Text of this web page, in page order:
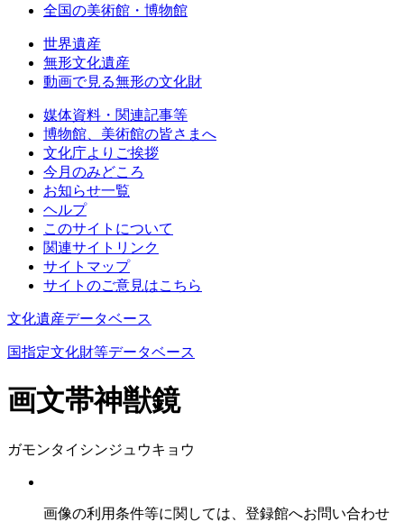
全国の美術館・博物館
世界遺産
無形文化遺産
動画で見る無形の文化財
媒体資料・関連記事等
博物館、美術館の皆さまへ
文化庁よりご挨拶
今月のみどころ
お知らせ一覧
ヘルプ
このサイトについて
関連サイトリンク
サイトマップ
サイトのご意見はこちら
文化遺産データベース
国指定文化財等データベース
画文帯神獣鏡
ガモンタイシンジュウキョウ
画像の利用条件等に関しては、登録館へお問い合わせ